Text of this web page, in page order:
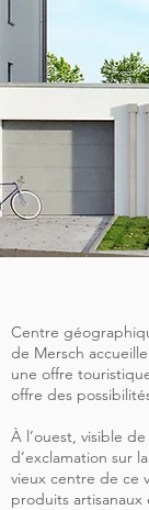
Centre
de Mersch
une offre
offre des
À l’ouest, visible
d’exclamation sur
vieux centre de ce
produits artisanaux